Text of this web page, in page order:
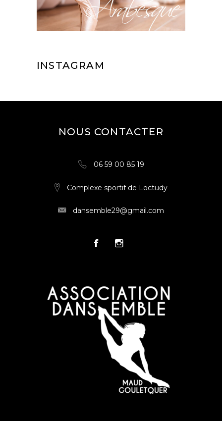
INSTAGRAM
NOUS CONTACTER
06 59 00 85 19
Complexe sportif de Loctudy
dansemble29@gmail.com